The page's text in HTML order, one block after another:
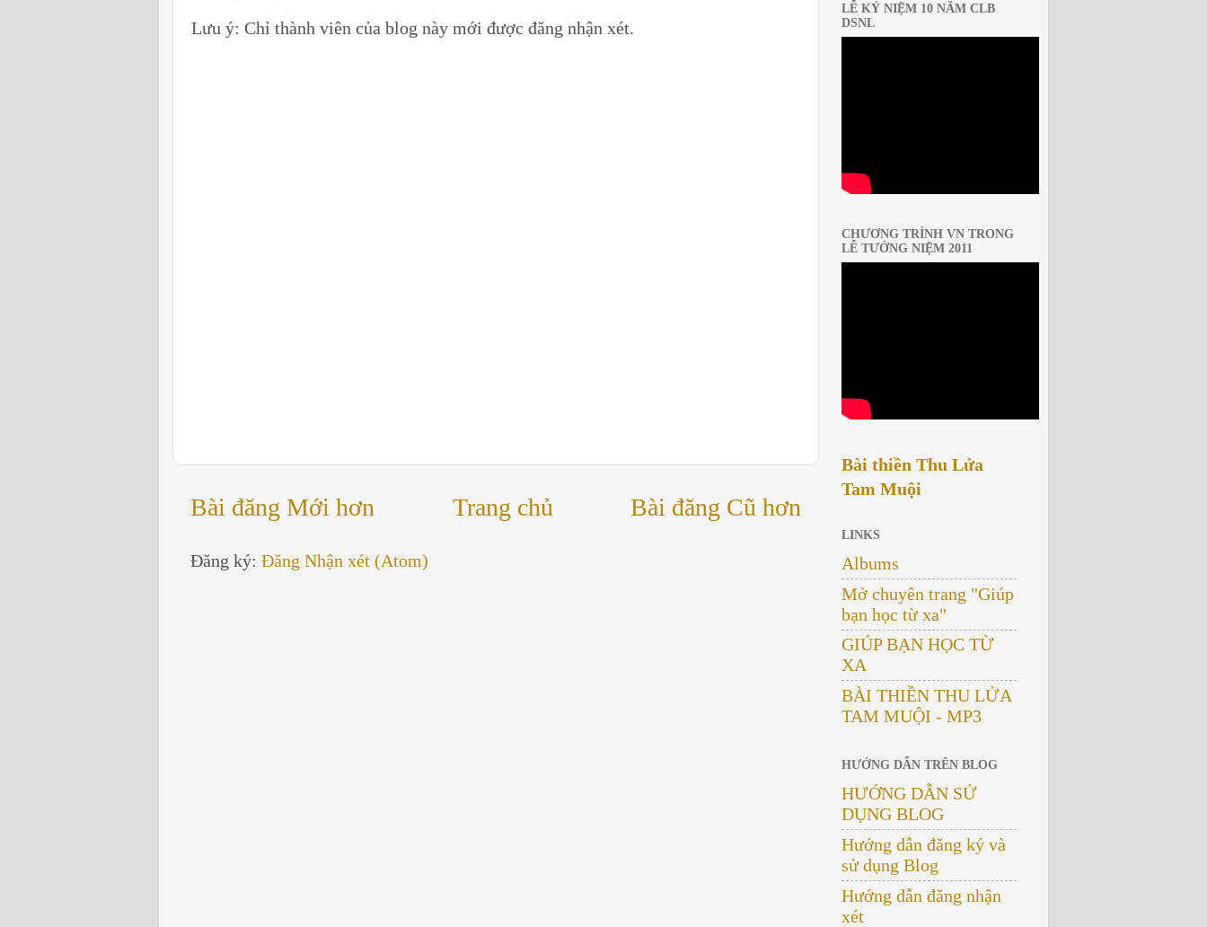
Lưu ý: Chỉ thành viên của blog này mới được đăng nhận xét.
Bài đăng Mới hơn Bài đăng Cũ hơn
Trang chủ
Đăng ký: Đăng Nhận xét (Atom)
LỄ KỶ NIỆM 10 NĂM CLB
DSNL
CHƯƠNG TRÌNH VN TRONG
LỄ TƯỞNG NIỆM 2011
Bài thiền Thu Lửa
Tam Muội
LINKS
Albums
Mở chuyên trang "Giúp
bạn học từ xa"
GIÚP BẠN HỌC TỪ
XA
BÀI THIỀN THU LỬA
TAM MUỘI - MP3
HƯỚNG DẪN TRÊN BLOG
HƯỚNG DẪN SỬ
DỤNG BLOG
Hướng dẫn đăng ký và
sử dụng Blog
Hướng dẫn đăng nhận
xét